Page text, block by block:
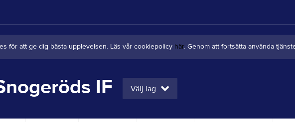
för att ge dig bästa upplevelsen. Läs vår cookiepolicy här. Genom att fortsätta använda
IF Välj lag